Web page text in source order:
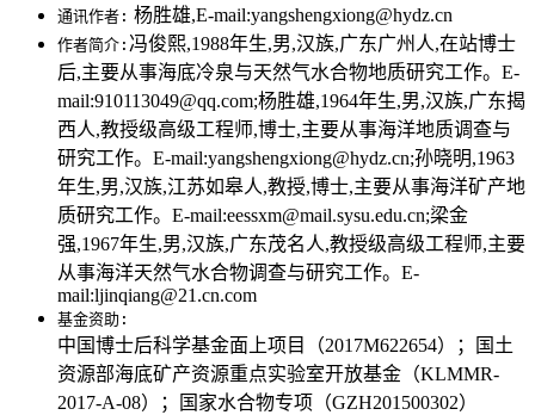
通讯作者: 杨胜雄,E-mail:yangshengxiong@hydz.cn
作者简介: 冯俊熙,1988年生,男,汉族,广东广州人,在站博士
后,主要从事海底冷泉与天然气水合物地质研究工作。E-
mail:910113049@qq.com;杨胜雄,1964年生,男,汉族,广东揭
西人,教授级高级工程师,博士,主要从事海洋地质调查与
研究工作。E-mail:yangshengxiong@hydz.cn;孙晓明,1963
年生,男,汉族,江苏如皋人,教授,博士,主要从事海洋矿产地
质研究工作。E-mail:eessxm@mail.sysu.edu.cn;梁金
强,1967年生,男,汉族,广东茂名人,教授级高级工程师,主要
从事海洋天然气水合物调查与研究工作。E-
mail:ljinqiang@21.cn.com
基金资助:
中国博士后科学基金面上项目（2017M622654）；国土
资源部海底矿产资源重点实验室开放基金（KLMMR-
2017-A-08）；国家水合物专项（GZH201500302）